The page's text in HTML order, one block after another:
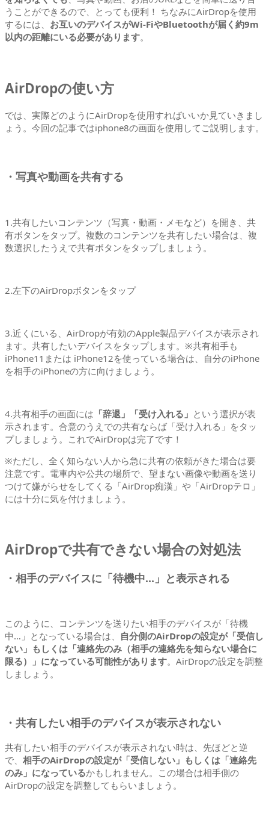
うことができるので、とっても便利！ ちなみにAirDropを使用
するには、 お互いのデバイスがWi-FiやBluetoothが届く約9m
以内の距離にいる必要があります。
AirDropの使い方
では、実際どのようにAirDropを使用すればいいか見ていきまし
ょう。今回の記事ではiphone8の画面を使用してご説明します。
・写真や動画を共有する
1.共有したいコンテンツ（写真・動画・メモなど）を開き、共
有ボタンをタップ。複数のコンテンツを共有したい場合は、複
数選択したうえで共有ボタンをタップしましょう。
2.左下のAirDropボタンをタップ
3.近くにいる、AirDropが有効のApple製品デバイスが表示され
ます。共有したいデバイスをタップします。※共有相手も
iPhone11または iPhone12を使っている場合は、自分のiPhone
を相手のiPhoneの方に向けましょう。
4.共有相手の画面には 「辞退」「受け入れる」 という選択が表
示されます。合意のうえでの共有ならば「受け入れる」をタッ
プしましょう。これでAirDropは完了です！
※ただし、全く知らない人から急に共有の依頼がきた場合は要
注意です。電車内や公共の場所で、望まない画像や動画を送り
つけて嫌がらせをしてくる「AirDrop痴漢」や「AirDropテロ」
には十分に気を付けましょう。
AirDropで共有できない場合の対処法
・相手のデバイスに「待機中…」と表示される
このように、コンテンツを送りたい相手のデバイスが「待機
中…」となっている場合は、 自分側のAirDropの設定が「受信し
ない」もしくは「連絡先のみ（相手の連絡先を知らない場合に
限る）」になっている可能性があります。AirDropの設定を調整
しましょう。
・共有したい相手のデバイスが表示されない
共有したい相手のデバイスが表示されない時は、先ほどと逆
で、 相手のAirDropの設定が「受信しない」もしくは「連絡先
のみ」になっているかもしれません。この場合は相手側の
AirDropの設定を調整してもらいましょう。